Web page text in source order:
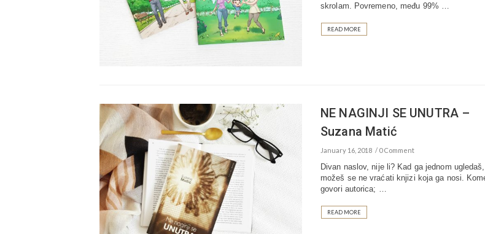
skrolam. Povremeno, među 99% …
READ MORE
NE NAGINJI SE UNUTRA –
Suzana Matić
January 16, 2018 0 Comment
Divan naslov, nije li? Kad ga jednom
možeš se ne vraćati knjizi koja ga nosi.
govori autorica; …
READ MORE